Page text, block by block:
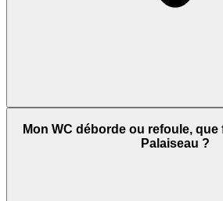
Mon WC déborde ou refoule,
Palaiseau ?